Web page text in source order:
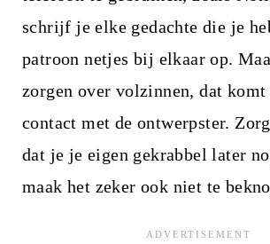
schrijf je elke gedachte die je
patroon netjes bij elkaar op.
zorgen over volzinnen, dat
contact met de ontwerpster.
dat je je eigen gekrabbel later
maak het zeker ook niet te